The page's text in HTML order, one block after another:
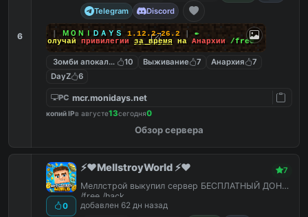
6
Telegram
Discord
↠ ＭＯＮＩ ＤＡＹＳ 1.12.2-26.2
↞
Получай привилегии за время на Анархии /free
Зомби апокалипсис
10 Выживание 7 Анархия
7
DayZ
6
PC mcr.monidays.net
копий IPв августе13сегодня0
Обзор сервера
0
⚡️❤️MellstroyWorld ⚡️❤️ 7
Меллстрой выкупил сервер БЕСПЛАТНЫЙ ДОНАТ
/free /hack
добавлен 62 дн назад